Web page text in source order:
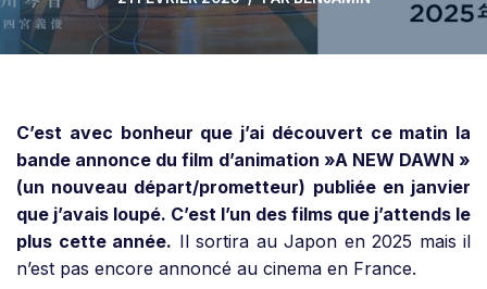
C’est avec bonheur que j’ai découvert ce matin la
bande annonce du film d’animation »A NEW DAWN »
(un nouveau départ/prometteur) publiée en janvier
que j’avais loupé. C’est l’un des films que j’attends le
plus cette année. Il sortira au Japon en 2025 mais il
n’est pas encore annoncé au cinema en France.